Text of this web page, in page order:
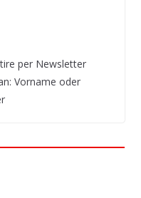
per Newsletter
Vorname oder